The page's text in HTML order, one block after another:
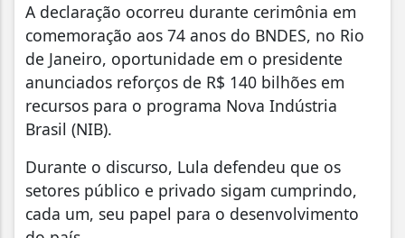
A declaração ocorreu durante cerimônia em
comemoração aos 74 anos do BNDES, no Rio
de Janeiro, oportunidade em o presidente
anunciados reforços de R$ 140 bilhões em
recursos para o programa Nova Indústria
Brasil (NIB).
Durante o discurso, Lula defendeu que os
setores público e privado sigam cumprindo,
cada um, seu papel para o desenvolvimento